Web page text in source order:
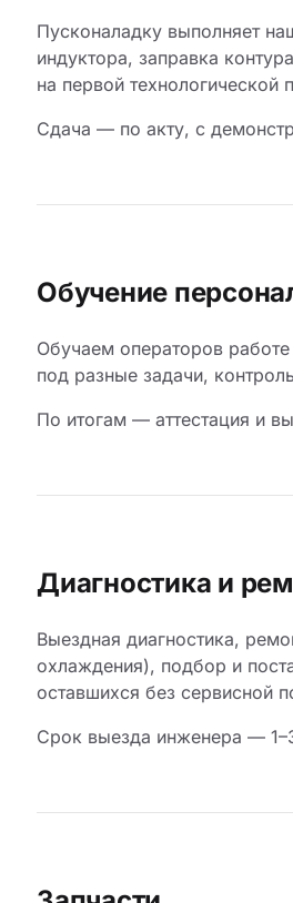
Пусконаладку выполняет
индуктора, заправка
на первой технологической
Сдача — по акту, с
Обучение
Обучаем операторов
под разные задачи,
По итогам — аттестация и
Диагностика и
Выездная диагностика,
охлаждения), подбор и
оставшихся без сервисной
Срок выезда инженера —